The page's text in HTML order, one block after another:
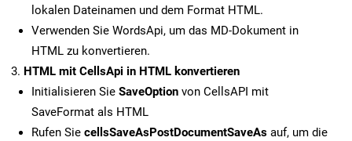
lokalen Dateinamen und dem Format HTML.
Verwenden Sie WordsApi, um das MD-Dokument in
HTML zu konvertieren.
HTML mit CellsApi in HTML konvertieren
Initialisieren Sie SaveOption von CellsAPI mit
SaveFormat als HTML
Rufen Sie cellsSaveAsPostDocumentSaveAs auf, um die